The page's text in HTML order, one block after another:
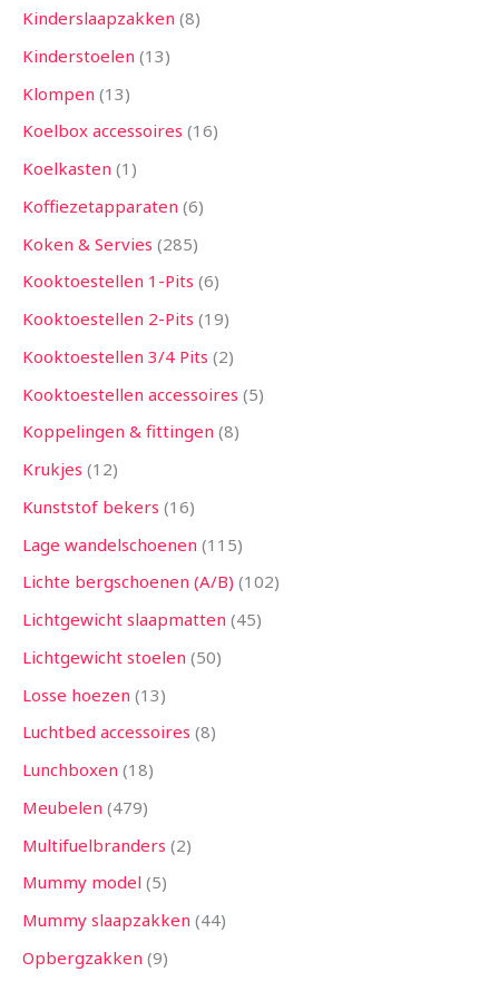
Kinderslaapzakken 8
Kinderstoelen 13
Klompen 13
Koelbox accessoires 16
Koelkasten 1
Koffiezetapparaten 6
Koken & Servies 285
Kooktoestellen 1-Pits 6
Kooktoestellen 2-Pits 19
Kooktoestellen 3/4 Pits 2
Kooktoestellen accessoires 5
Koppelingen & fittingen 8
Krukjes 12
Kunststof bekers 16
Lage wandelschoenen 115
Lichte bergschoenen (A/B) 102
Lichtgewicht slaapmatten 45
Lichtgewicht stoelen 50
Losse hoezen 13
Luchtbed accessoires 8
Lunchboxen 18
Meubelen 479
Multifuelbranders 2
Mummy model 5
Mummy slaapzakken 44
Opbergzakken 9